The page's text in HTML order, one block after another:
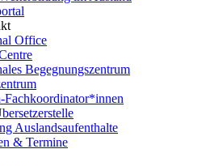
Office
Begegnungszentrum
Fachkoordinator*innen
Auslandsaufenthalte
& Termine